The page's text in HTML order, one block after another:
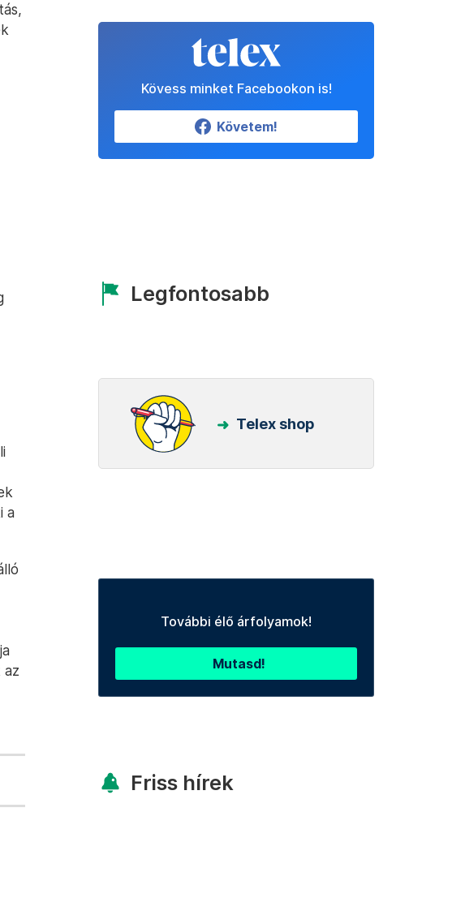
a
az
Kövess minket Facebookon is!
Követem!
Legfontosabb
Telex shop
További élő árfolyamok!
Mutasd!
Friss hírek